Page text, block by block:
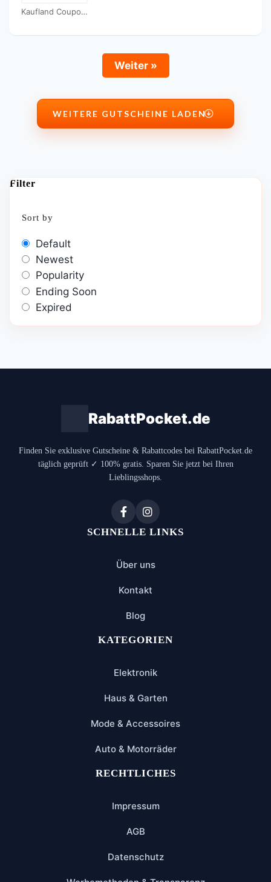
Kaufland Coupons
Weiter »
WEITERE GUTSCHEINE LADEN
Filter
Sort by
Default
Newest
Popularity
Ending Soon
Expired
RabattPocket.de
Finden Sie exklusive Gutscheine & Rabattcodes bei RabattPocket.de
täglich geprüft ✓ 100% gratis. Sparen Sie jetzt bei Ihren
Lieblingsshops.
SCHNELLE LINKS
Über uns
Kontakt
Blog
KATEGORIEN
Elektronik
Haus & Garten
Mode & Accessoires
Auto & Motorräder
RECHTLICHES
Impressum
AGB
Datenschutz